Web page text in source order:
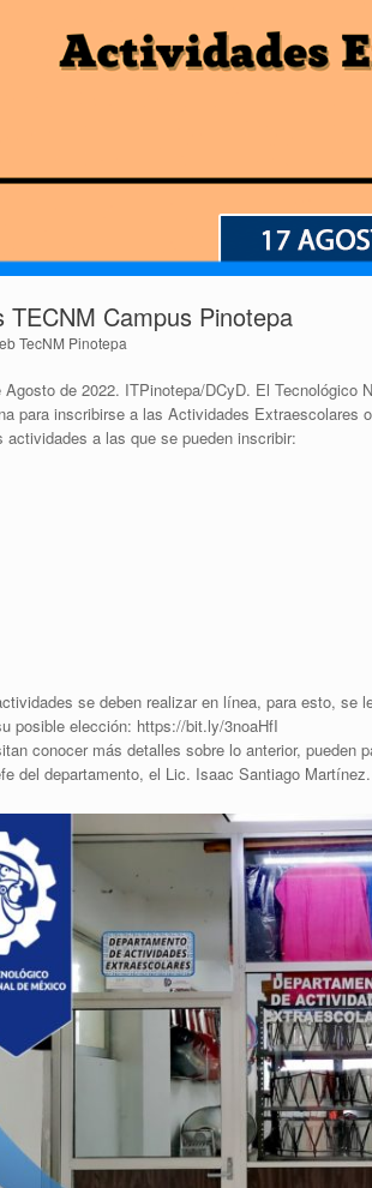
Campus Pinotepa
TecNM Pinotepa
de 2022. ITPinotepa/DCyD. El
para inscribirse a las Actividades
a las que se pueden inscribir:
se deben realizar en línea, para esto,
posible elección: https://bit.ly/3noaHfI
conocer más detalles sobre lo anterior, pueden
del departamento, el Lic. Isaac Santiago Martínez.